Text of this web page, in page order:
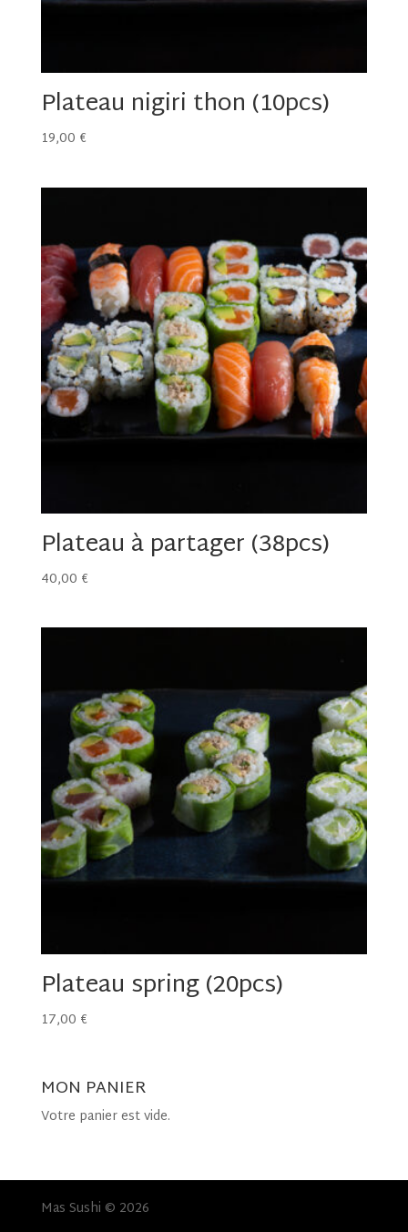
Plateau nigiri thon (10pcs)
19,00 €
Plateau à partager (38pcs)
40,00 €
Plateau spring (20pcs)
17,00 €
MON PANIER
Votre panier est vide.
Mas Sushi © 2026